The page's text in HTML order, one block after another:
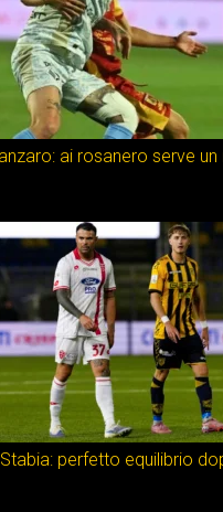
ai rosanero serve
perfetto equilibrio